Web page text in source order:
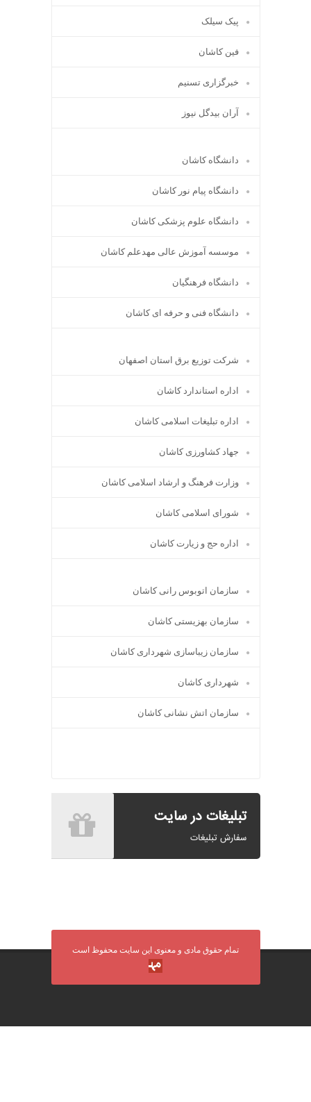
پیک سیلک
فین کاشان
خبرگزاری تسنیم
آران بیدگل نیوز
دانشگاه کاشان
دانشگاه پیام نور کاشان
دانشگاه علوم پزشکی کاشان
موسسه آموزش عالی مهدعلم کاشان
دانشگاه فرهنگیان
دانشگاه فنی و حرفه ای کاشان
شرکت توزیع برق استان اصفهان
اداره استاندارد كاشان
اداره تبلیغات اسلامی کاشان
جهاد کشاورزی کاشان
وزارت فرهنگ و ارشاد اسلامی کاشان
شورای اسلامی کاشان
اداره حج و زیارت کاشان
سازمان اتوبوس رانی کاشان
سازمان بهزیستی کاشان
سازمان زیباسازی شهرداری کاشان
شهرداری کاشان
سازمان اتش نشانی کاشان
تبلیغات در سایت
سفارش تبلیغات
تمام حقوق مادی و معنوی این سایت محفوظ است